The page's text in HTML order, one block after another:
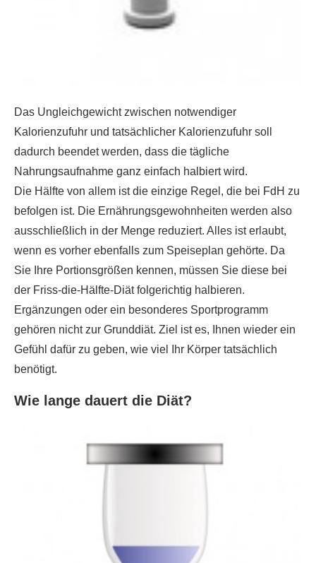
Das Ungleichgewicht zwischen notwendiger
Kalorienzufuhr und tatsächlicher Kalorienzufuhr soll
dadurch beendet werden, dass die tägliche
Nahrungsaufnahme ganz einfach halbiert wird.
Die Hälfte von allem ist die einzige Regel, die bei FdH zu
befolgen ist. Die Ernährungsgewohnheiten werden also
ausschließlich in der Menge reduziert. Alles ist erlaubt,
wenn es vorher ebenfalls zum Speiseplan gehörte. Da
Sie Ihre Portionsgrößen kennen, müssen Sie diese bei
der Friss-die-Hälfte-Diät folgerichtig halbieren.
Ergänzungen oder ein besonderes Sportprogramm
gehören nicht zur Grunddiät. Ziel ist es, Ihnen wieder ein
Gefühl dafür zu geben, wie viel Ihr Körper tatsächlich
benötigt.
Wie lange dauert die Diät?